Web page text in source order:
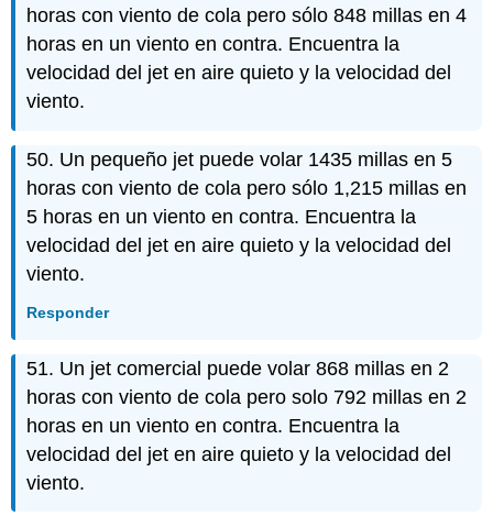
horas con viento de cola pero sólo 848 millas en 4
horas en un viento en contra. Encuentra la
velocidad del jet en aire quieto y la velocidad del
viento.
50. Un pequeño jet puede volar 1435 millas en 5
horas con viento de cola pero sólo 1,215 millas en
5 horas en un viento en contra. Encuentra la
velocidad del jet en aire quieto y la velocidad del
viento.
Responder
51. Un jet comercial puede volar 868 millas en 2
horas con viento de cola pero solo 792 millas en 2
horas en un viento en contra. Encuentra la
velocidad del jet en aire quieto y la velocidad del
viento.